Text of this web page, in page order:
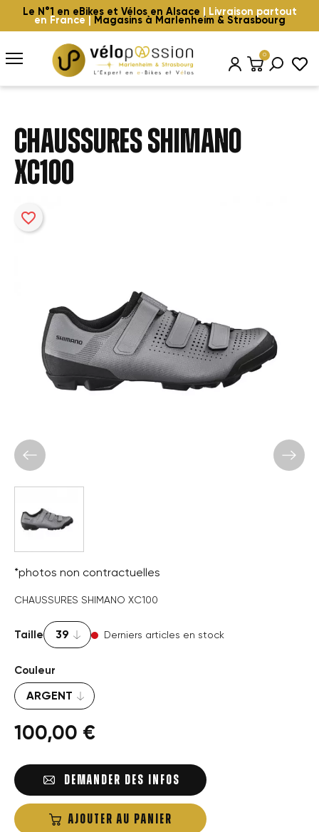
Le N°1 en eBikes et Vélos en Alsace | Livraison partout
en France | Magasins à Marlenheim & Strasbourg
0
CHAUSSURES SHIMANO
XC100
favorite_border
*photos non contractuelles
CHAUSSURES SHIMANO XC100
Taille Derniers articles en stock
Couleur
100,00 €
DEMANDER DES INFOS
AJOUTER AU PANIER